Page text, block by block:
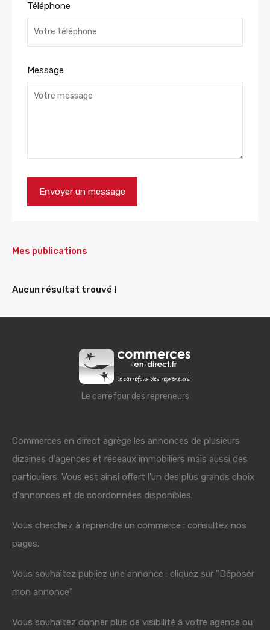
Téléphone
Message
Mes publications
Aucun résultat trouvé !
Le carrefour des repreneurs
Commerces en direct agrège les annonces de plusieurs
dizaines d'agences et réseaux immobiliers mais aussi des
particuliers. Vous est ainsi offert l'un des plus grands choix
d'annonces et de coordonnées disponibles.
Vous cherchez à reprendre un commerce : consultez nos
pages.
Vous souhaitez publiez une annonce : cliquez sur "Déposer
mon annonce"
Vous souhaitez donner plus de visibilité à votre agence ou